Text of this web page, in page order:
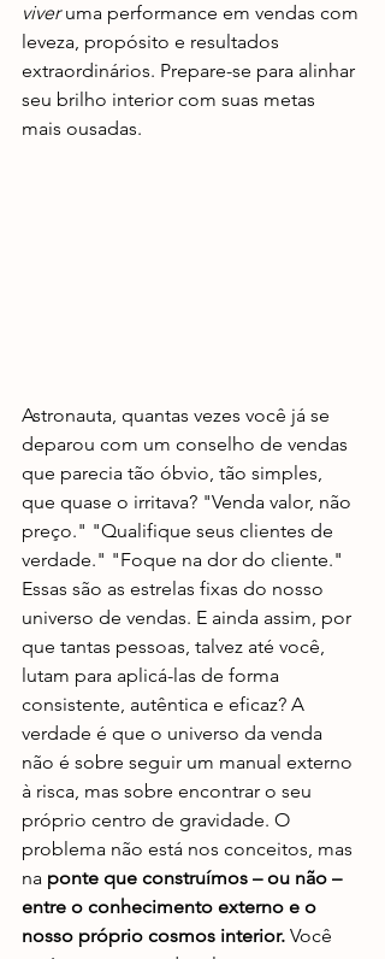
viver uma performance em vendas com
leveza, propósito e resultados
extraordinários. Prepare-se para alinhar
seu brilho interior com suas metas
mais ousadas.
Astronauta, quantas vezes você já se
deparou com um conselho de vendas
que parecia tão óbvio, tão simples,
que quase o irritava? "Venda valor, não
preço." "Qualifique seus clientes de
verdade." "Foque na dor do cliente."
Essas são as estrelas fixas do nosso
universo de vendas. E ainda assim, por
que tantas pessoas, talvez até você,
lutam para aplicá-las de forma
consistente, autêntica e eficaz? A
verdade é que o universo da venda
não é sobre seguir um manual externo
à risca, mas sobre encontrar o seu
próprio centro de gravidade. O
problema não está nos conceitos, mas
na ponte que construímos – ou não –
entre o conhecimento externo e o
nosso próprio cosmos interior. Você